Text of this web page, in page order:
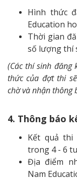
Hình thức
Education
Thời gian
số lượng thí
(Các thí sinh đăng
thức của đợt thi
chờ và nhận thông
4. Thông báo
Kết quả
trong 4 - 6
Địa điểm
Nam